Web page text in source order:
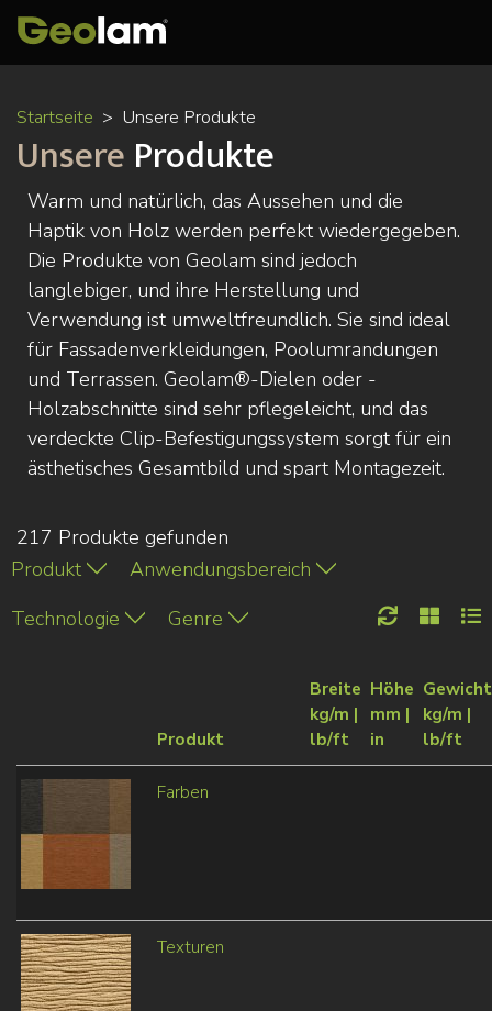
zum
Inhalt
Startseite Unsere Produkte
Unsere Produkte
Warm und natürlich, das Aussehen und die
Haptik von Holz werden perfekt wiedergegeben.
Die Produkte von Geolam sind jedoch
langlebiger, und ihre Herstellung und
Verwendung ist umweltfreundlich. Sie sind ideal
für Fassadenverkleidungen, Poolumrandungen
und Terrassen. Geolam®-Dielen oder -
Holzabschnitte sind sehr pflegeleicht, und das
verdeckte Clip-Befestigungssystem sorgt für ein
ästhetisches Gesamtbild und spart Montagezeit.
217 Produkte gefunden
Produkt
Anwendungsbereich
Technologie
Genre
Farben
Texturen
Produkt
Breite
kg/m |
lb/ft
Höhe
mm |
in
Gewicht
kg/m |
lb/ft